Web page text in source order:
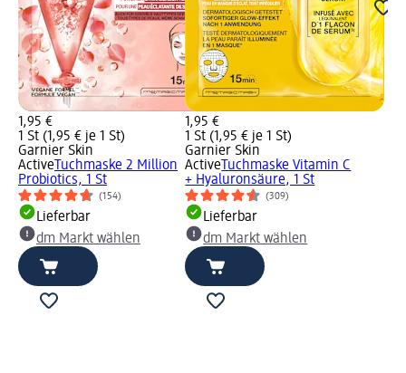
1,95 €
1 St (1,95 € je 1 St)
Garnier Skin
Active Tuchmaske 2 Million
Probiotics, 1 St
(154)
Lieferbar
dm Markt wählen
1,95 €
1 St (1,95 € je 1 St)
Garnier Skin
Active Tuchmaske Vitamin C
+ Hyaluronsäure, 1 St
(309)
Lieferbar
dm Markt wählen